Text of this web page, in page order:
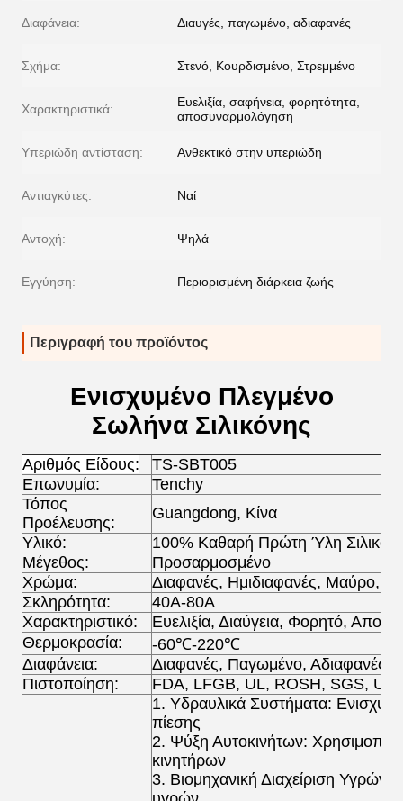
Διαφάνεια: Διαυγές, παγωμένο, αδιαφανές
Σχήμα: Στενό, Κουρδισμένο, Στρεμμένο
Χαρακτηριστικά:
Ευελιξία, σαφήνεια, φορητότητα,
αποσυναρμολόγηση
Υπεριώδη αντίσταση: Ανθεκτικό στην υπεριώδη
Αντιαγκύτες: Ναί
Αντοχή: Ψηλά
Εγγύηση: Περιορισμένη διάρκεια ζωής
Περιγραφή του προϊόντος
Ενισχυμένο Πλεγμένο
Σωλήνα Σιλικόνης
Αριθμός Είδους:
TS-SBT005
Επωνυμία:
Tenchy
Τόπος
Προέλευσης:
Guangdong, Κίνα
Υλικό:
100% Καθαρή Πρώτη Ύλη
Μέγεθος:
Προσαρμοσμένο
Χρώμα:
Διαφανές, Ημιδιαφανές, Μαύρο,
Σκληρότητα:
40A-80A
Χαρακτηριστικό:
Ευελιξία, Διαύγεια, Φορητό,
Θερμοκρασία:
-60℃-220℃
Διαφάνεια:
Διαφανές, Παγωμένο, Αδιαφανές
Πιστοποίηση:
FDA, LFGB, UL, ROSH, SGS,
1. Υδραυλικά Συστήματα:
πίεσης
2. Ψύξη Αυτοκινήτων:
κινητήρων
3. Βιομηχανική Διαχείριση